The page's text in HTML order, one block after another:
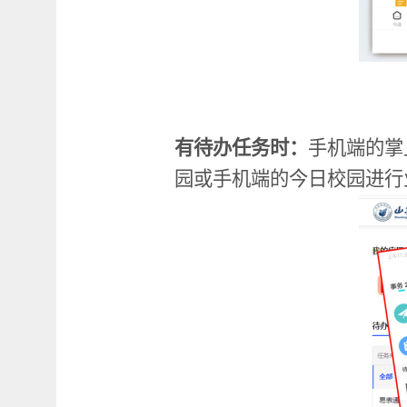
有待办任务时： 手机端的
园或手机端的今日校园进